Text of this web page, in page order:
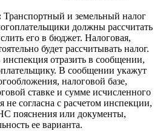
Транспортный и земельный налог
должны рассчитать
его в бюджет. Налоговая,
будет рассчитывать налог.
инспекция отразить в сообщении,
В сообщении укажут
налоговой базе,
ставке и сумме исчисленного
не согласна с расчетом инспекции,
пояснения или документы,
ее варианта.